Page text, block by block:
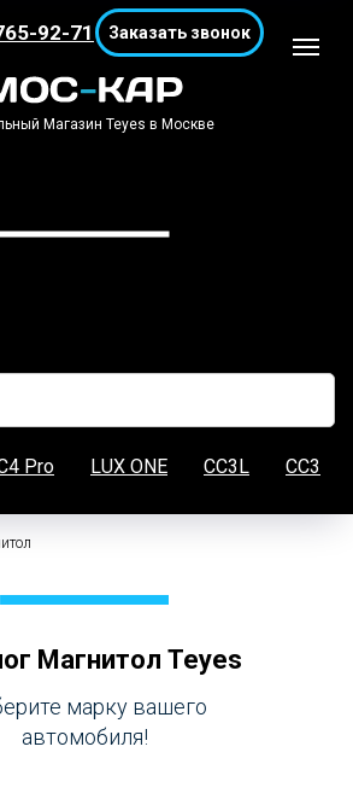
Магазин Teyes в Москве
92-71 Заказать звонок
Pro LUX ONE CC3L CC3
Магнитол Teyes
марку вашего
автомобиля!